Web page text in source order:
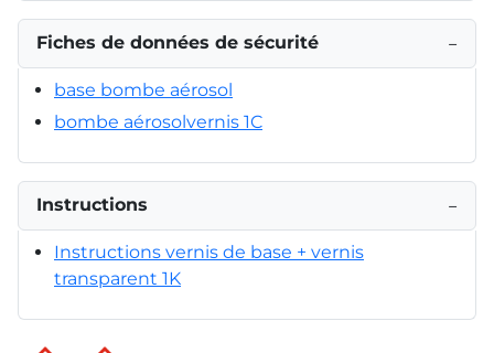
Fiches de données de sécurité −
base bombe aérosol
bombe aérosolvernis 1C
Instructions −
Instructions vernis de base + vernis
transparent 1K